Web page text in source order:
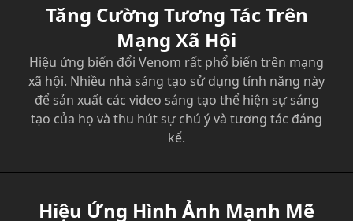
Tăng Cường Tương Tác Trên
Mạng Xã Hội
Hiệu ứng biến đổi Venom rất phổ biến trên mạng
xã hội. Nhiều nhà sáng tạo sử dụng tính năng này
để sản xuất các video sáng tạo thể hiện sự sáng
tạo của họ và thu hút sự chú ý và tương tác đáng
kể.
Hiệu Ứng Hình Ảnh Mạnh Mẽ